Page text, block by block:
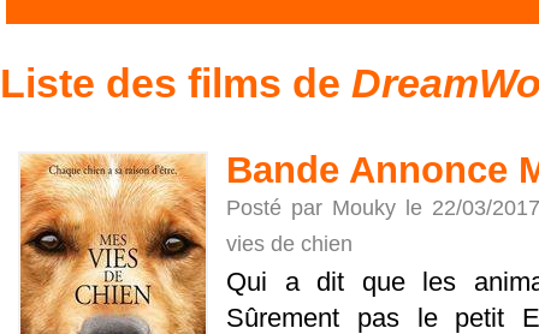
Liste des films de
Bande Annonce
Posté par Mouky le 22/03/
vies de chien
Qui a dit que les
Sûrement pas le petit